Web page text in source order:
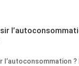
l’autoconsommation ?